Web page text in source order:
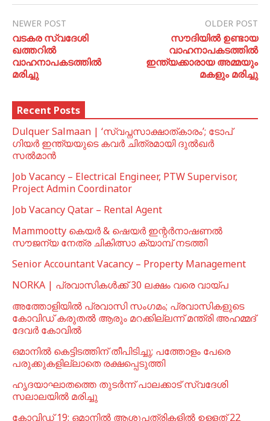
NEWER POST
വടകര സ്വദേശി
ഖത്തറിൽ
വാഹനാപകടത്തിൽ
മരിച്ചു
OLDER POST
സൗദിയിൽ ഉണ്ടായ
വാഹനാപകടത്തിൽ
ഇന്ത്യക്കാരായ അമ്മയും
മകളും മരിച്ചു
Recent Posts
Dulquer Salmaan | ‘സ്വപ്നസാക്ഷാത്കാരം’; ടോപ്
ഗിയർ ഇന്ത്യയുടെ കവർ ചിത്രമായി ദുൽഖർ
സൽമാൻ
Job Vacancy – Electrical Engineer, PTW Supervisor,
Project Admin Coordinator
Job Vacancy Qatar – Rental Agent
Mammootty കെയർ & ഷെയർ ഇന്റർനാഷണൽ
സൗജന്യ നേത്ര ചികിത്സാ ക്യാമ്പ് നടത്തി
Senior Accountant Vacancy – Property Management
NORKA | പ്രവാസികള്‍ക്ക് 30 ലക്ഷം വരെ വായ്പ
അത്തോളിയിൽ പ്രവാസി സംഗമം; പ്രവാസികളുടെ
കോവിഡ് കരുതൽ ആരും മറക്കില്ലന്ന് മന്ത്രി അഹമ്മദ്
ദേവർ കോവിൽ
ഒമാനില്‍ കെട്ടിടത്തിന് തീപിടിച്ചു; പത്തോളം പേരെ
പരുക്കുകളില്ലാതെ രക്ഷപ്പെടുത്തി
ഹൃദയാഘാതത്തെ തുടർന്ന് പാലക്കാട് സ്വദേശി
സലാലയിൽ മരിച്ചു
കോവിഡ് 19: ഒമാനിൽ ആശുപത്രികളിൽ ഉള്ളത് 22